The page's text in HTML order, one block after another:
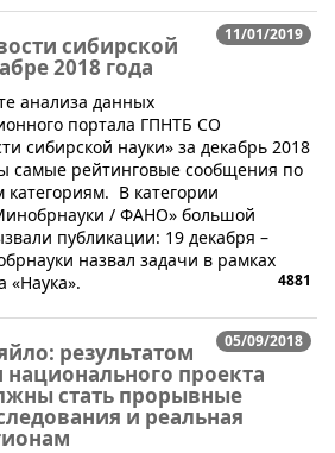
11/01/2019
сибирской
2018 года
анализа данных
портала ГПНТБ СО
сибирской науки» за декабрь 2018
самые рейтинговые сообщения по
В категории
/ ФАНО» большой
публикации: 19 декабря –
назвал задачи в рамках
«Наука».
4881
05/09/2018
результатом
проекта
стать прорывные
и реальная